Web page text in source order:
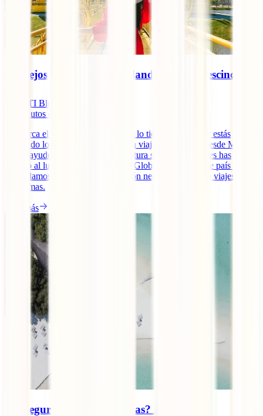
Consejos para viajar a Tailandia: 10 imprescindibles
IATI Blog
minutos de lectura
Se acerca el gran momento, ya casi lo tienes todo listo y estás
buscando los mejores consejos para viajar a Tailandia desde México
que te ayuden a que esta gran aventura sea un diez. ¡Pues has
llegado al lugar indicado! En IATI Global adoramos este país y hoy
te ayudamos con toda la información necesaria para que viajes sin
problemas.
Leer más
¿Es seguro viajar a Maldivas? 2025